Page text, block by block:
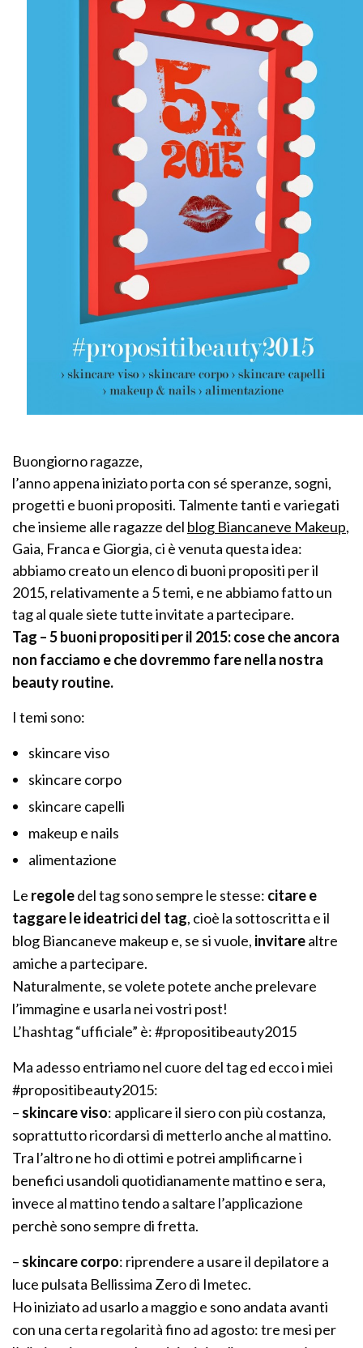
Buongiorno ragazze,
l’anno appena iniziato porta con sé speranze, sogni,
progetti e buoni propositi. Talmente tanti e variegati
che insieme alle ragazze del blog Biancaneve Makeup,
Gaia, Franca e Giorgia, ci è venuta questa idea:
abbiamo creato un elenco di buoni propositi per il
2015, relativamente a 5 temi, e ne abbiamo fatto un
tag al quale siete tutte invitate a partecipare.
Tag – 5 buoni propositi per il 2015: cose che ancora
non facciamo e che dovremmo fare nella nostra
beauty routine.
I temi sono:
skincare viso
skincare corpo
skincare capelli
makeup e nails
alimentazione
Le regoledel tag sono sempre le stesse: citare e
taggare le ideatrici del tag, cioè la sottoscritta e il
blog Biancaneve makeup e, se si vuole, invitarealtre
amiche a partecipare.
Naturalmente, se volete potete anche prelevare
l’immagine e usarla nei vostri post!
L’hashtag “ufficiale” è: #propositibeauty2015
Ma adesso entriamo nel cuore del tag ed ecco i miei
#propositibeauty2015:
– skincare viso: applicare il siero con più costanza,
soprattutto ricordarsi di metterlo anche al mattino.
Tra l’altro ne ho di ottimi e potrei amplificarne i
benefici usandoli quotidianamente mattino e sera,
invece al mattino tendo a saltare l’applicazione
perchè sono sempre di fretta.
– skincare corpo: riprendere a usare il depilatore a
luce pulsata Bellissima Zero di Imetec.
Ho iniziato ad usarlo a maggio e sono andata avanti
con una certa regolarità fino ad agosto: tre mesi per